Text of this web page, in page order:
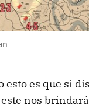
esto es que si
nos